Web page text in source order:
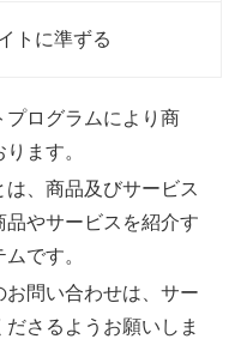
トに準ずる
プログラムにより商
ます。
、商品及びサービス
やサービスを紹介す
です。
問い合わせは、サー
さるようお願いしま